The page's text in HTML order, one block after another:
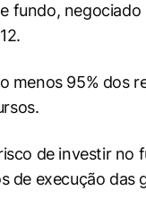
fundo, negociado
menos 95% dos
de investir no
de execução das